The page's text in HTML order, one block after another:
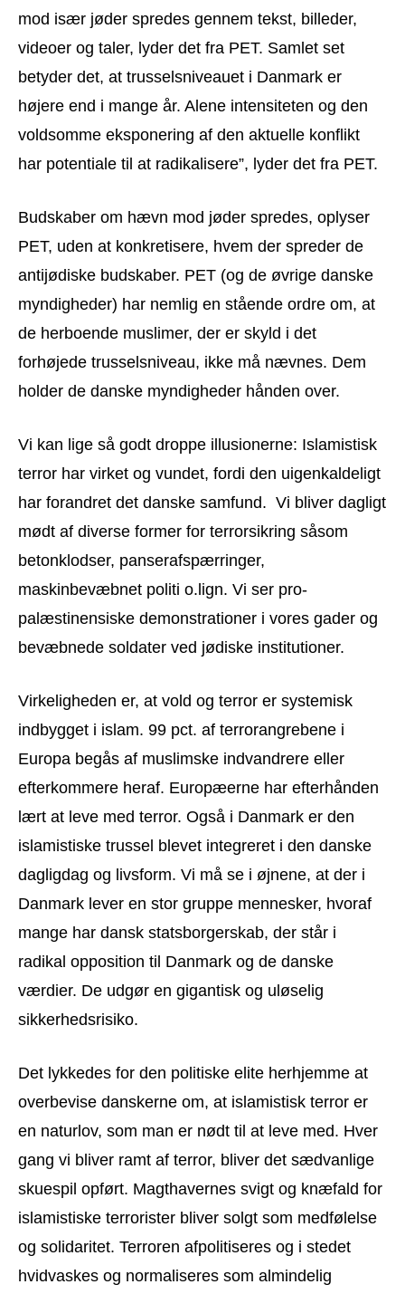
mod især jøder spredes gennem tekst, billeder,
videoer og taler, lyder det fra PET. Samlet set
betyder det, at trusselsniveauet i Danmark er
højere end i mange år. Alene intensiteten og den
voldsomme eksponering af den aktuelle konflikt
har potentiale til at radikalisere”, lyder det fra PET.
Budskaber om hævn mod jøder spredes, oplyser
PET, uden at konkretisere, hvem der spreder de
antijødiske budskaber. PET (og de øvrige danske
myndigheder) har nemlig en stående ordre om, at
de herboende muslimer, der er skyld i det
forhøjede trusselsniveau, ikke må nævnes. Dem
holder de danske myndigheder hånden over.
Vi kan lige så godt droppe illusionerne: Islamistisk
terror har virket og vundet, fordi den uigenkaldeligt
har forandret det danske samfund. Vi bliver dagligt
mødt af diverse former for terrorsikring såsom
betonklodser, panserafspærringer,
maskinbevæbnet politi o.lign. Vi ser pro-
palæstinensiske demonstrationer i vores gader og
bevæbnede soldater ved jødiske institutioner.
Virkeligheden er, at vold og terror er systemisk
indbygget i islam. 99 pct. af terrorangrebene i
Europa begås af muslimske indvandrere eller
efterkommere heraf. Europæerne har efterhånden
lært at leve med terror. Også i Danmark er den
islamistiske trussel blevet integreret i den danske
dagligdag og livsform. Vi må se i øjnene, at der i
Danmark lever en stor gruppe mennesker, hvoraf
mange har dansk statsborgerskab, der står i
radikal opposition til Danmark og de danske
værdier. De udgør en gigantisk og uløselig
sikkerhedsrisiko.
Det lykkedes for den politiske elite herhjemme at
overbevise danskerne om, at islamistisk terror er
en naturlov, som man er nødt til at leve med. Hver
gang vi bliver ramt af terror, bliver det sædvanlige
skuespil opført. Magthavernes svigt og knæfald for
islamistiske terrorister bliver solgt som medfølelse
og solidaritet. Terroren afpolitiseres og i stedet
hvidvaskes og normaliseres som almindelig